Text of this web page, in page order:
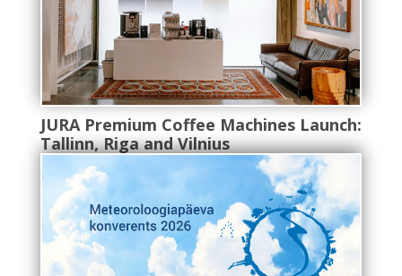
JURA Premium Coffee Machines Launch:
Tallinn, Riga and Vilnius